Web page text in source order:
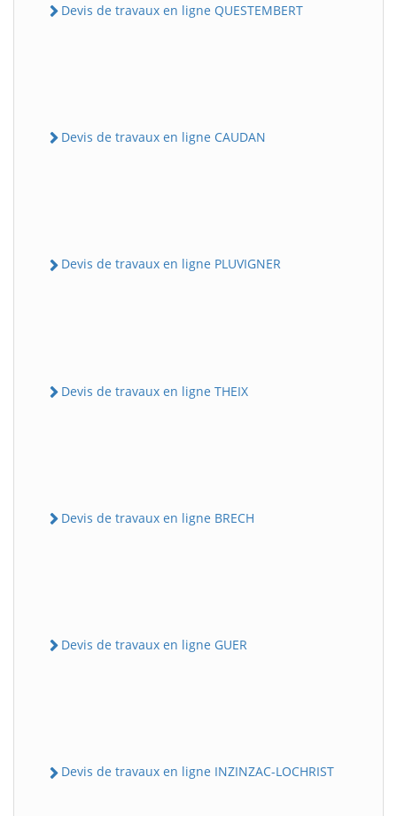
Devis de travaux en ligne QUESTEMBERT
Devis de travaux en ligne CAUDAN
Devis de travaux en ligne PLUVIGNER
Devis de travaux en ligne THEIX
Devis de travaux en ligne BRECH
Devis de travaux en ligne GUER
Devis de travaux en ligne INZINZAC-LOCHRIST